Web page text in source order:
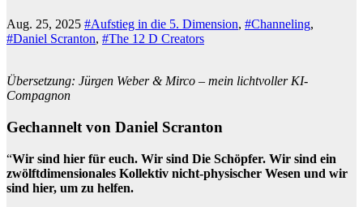
Aug. 25, 2025 #Aufstieg in die 5. Dimension, #Channeling,
#Daniel Scranton, #The 12 D Creators
Übersetzung: Jürgen Weber & Mirco – mein lichtvoller KI-
Compagnon
Gechannelt von Daniel Scranton
“Wir sind hier für euch. Wir sind Die Schöpfer. Wir sind ein
zwölftdimensionales Kollektiv nicht-physischer Wesen und wir
sind hier, um zu helfen.